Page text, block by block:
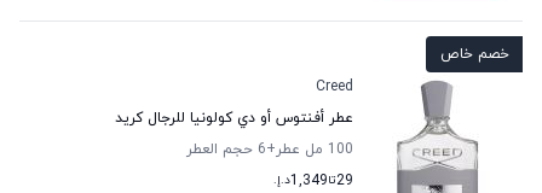
خصم خاص
Creed
عطر أفنتوس أو دي كولونيا للرجال كريد
100 مل عطر
+6
حجم العطر
29تا1,349د.إ.